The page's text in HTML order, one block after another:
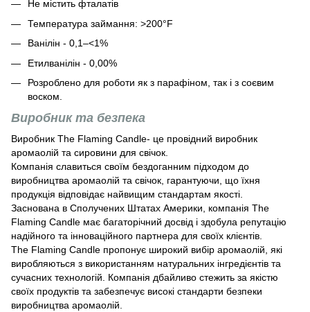
Не містить фталатів
Температура займання: >200°F
Ванілін - 0,1–<1%
Етилванілін - 0,00%
Розроблено для роботи як з парафіном, так і з соєвим
воском.
Виробник та безпека
Виробник The Flaming Candle- це провідний виробник
аромаолій та сировини для свічок.
Компанія славиться своїм бездоганним підходом до
виробництва аромаолій та свічок, гарантуючи, що їхня
продукція відповідає найвищим стандартам якості.
Заснована в Сполучених Штатах Америки, компанія The
Flaming Candle має багаторічний досвід і здобула репутацію
надійного та інноваційного партнера для своїх клієнтів.
The Flaming Candle пропонує широкий вибір аромаолій, які
виробляються з використанням натуральних інгредієнтів та
сучасних технологій. Компанія дбайливо стежить за якістю
своїх продуктів та забезпечує високі стандарти безпеки
виробництва аромаолій.